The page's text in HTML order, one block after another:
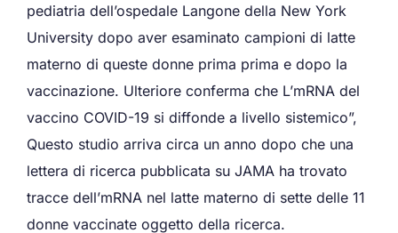
pediatria dell’ospedale Langone della New York
University dopo aver esaminato campioni di latte
materno di queste donne prima prima e dopo la
vaccinazione. Ulteriore conferma che L’mRNA del
vaccino COVID-19 si diffonde a livello sistemico”,
Questo studio arriva circa un anno dopo che una
lettera di ricerca pubblicata su JAMA ha trovato
tracce dell’mRNA nel latte materno di sette delle 11
donne vaccinate oggetto della ricerca.